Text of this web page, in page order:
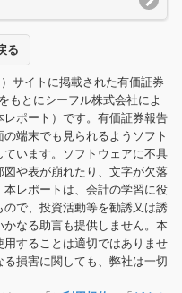
る
サイトに掲載された有価証券
もとにシーフル株式会社によ
ポート）です。有価証券報告
端末でも見られるようソフト
います。ソフトウェアに不具
や表が崩れたり、文字が欠落
レポートは、会計の学習に役
で、投資活動等を勧誘又は誘
なる助言も提供しません。本
することは適切ではありませ
損害に関しても、弊社は一切